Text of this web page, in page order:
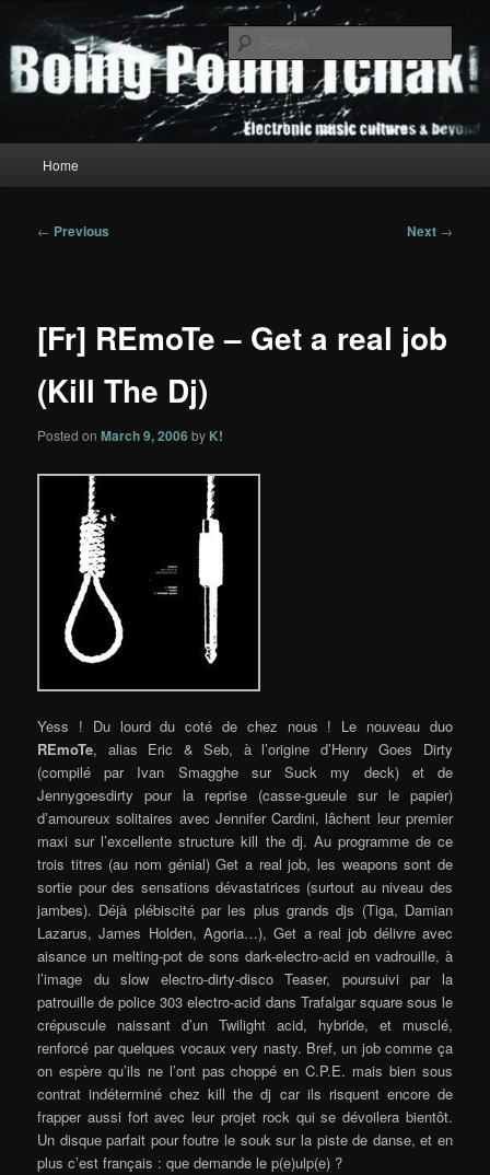
primary
contentBoing Poum Tchak!
Home
Post
← Previous Next →
[Fr] REmoTe – Get a real job
(Kill The Dj)
Posted onMarch 9, 2006 by K!
Yess ! Du lourd du coté de chez nous ! Le nouveau duo
REmoTe, alias Eric & Seb, à l’origine d’Henry Goes Dirty
(compilé par Ivan Smagghe sur Suck my deck) et de
Jennygoesdirty pour la reprise (casse-gueule sur le papier)
d’amoureux solitaires avec Jennifer Cardini, lâchent leur premier
maxi sur l’excellente structure kill the dj. Au programme de ce
trois titres (au nom génial) Get a real job, les weapons sont de
sortie pour des sensations dévastatrices (surtout au niveau des
jambes). Déjà plébiscité par les plus grands djs (Tiga, Damian
Lazarus, James Holden, Agoria…), Get a real job délivre avec
aisance un melting-pot de sons dark-electro-acid en vadrouille, à
l’image du slow electro-dirty-disco Teaser, poursuivi par la
patrouille de police 303 electro-acid dans Trafalgar square sous le
crépuscule naissant d’un Twilight acid, hybride, et musclé,
renforcé par quelques vocaux very nasty. Bref, un job comme ça
on espère qu’ils ne l’ont pas choppé en C.P.E. mais bien sous
contrat indéterminé chez kill the dj car ils risquent encore de
frapper aussi fort avec leur projet rock qui se dévoilera bientôt.
Un disque parfait pour foutre le souk sur la piste de danse, et en
plus c’est français : que demande le p(e)ulp(e) ?